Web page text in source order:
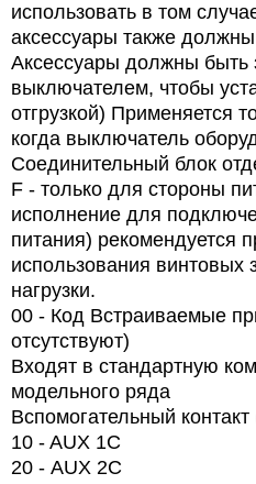
использовать в том
аксессуары также
Аксессуары должны быть
выключателем, чтобы
отгрузкой) Применяется
когда выключатель
Соединительный блок
F - только для стороны
исполнение для
питания) рекомендуется
использования винтовых
нагрузки.
00 - Код Встраиваемые
отсутствуют)
Входят в стандартную
модельного ряда
Вспомогательный контакт
10 - AUX 1C
20 - AUX 2C